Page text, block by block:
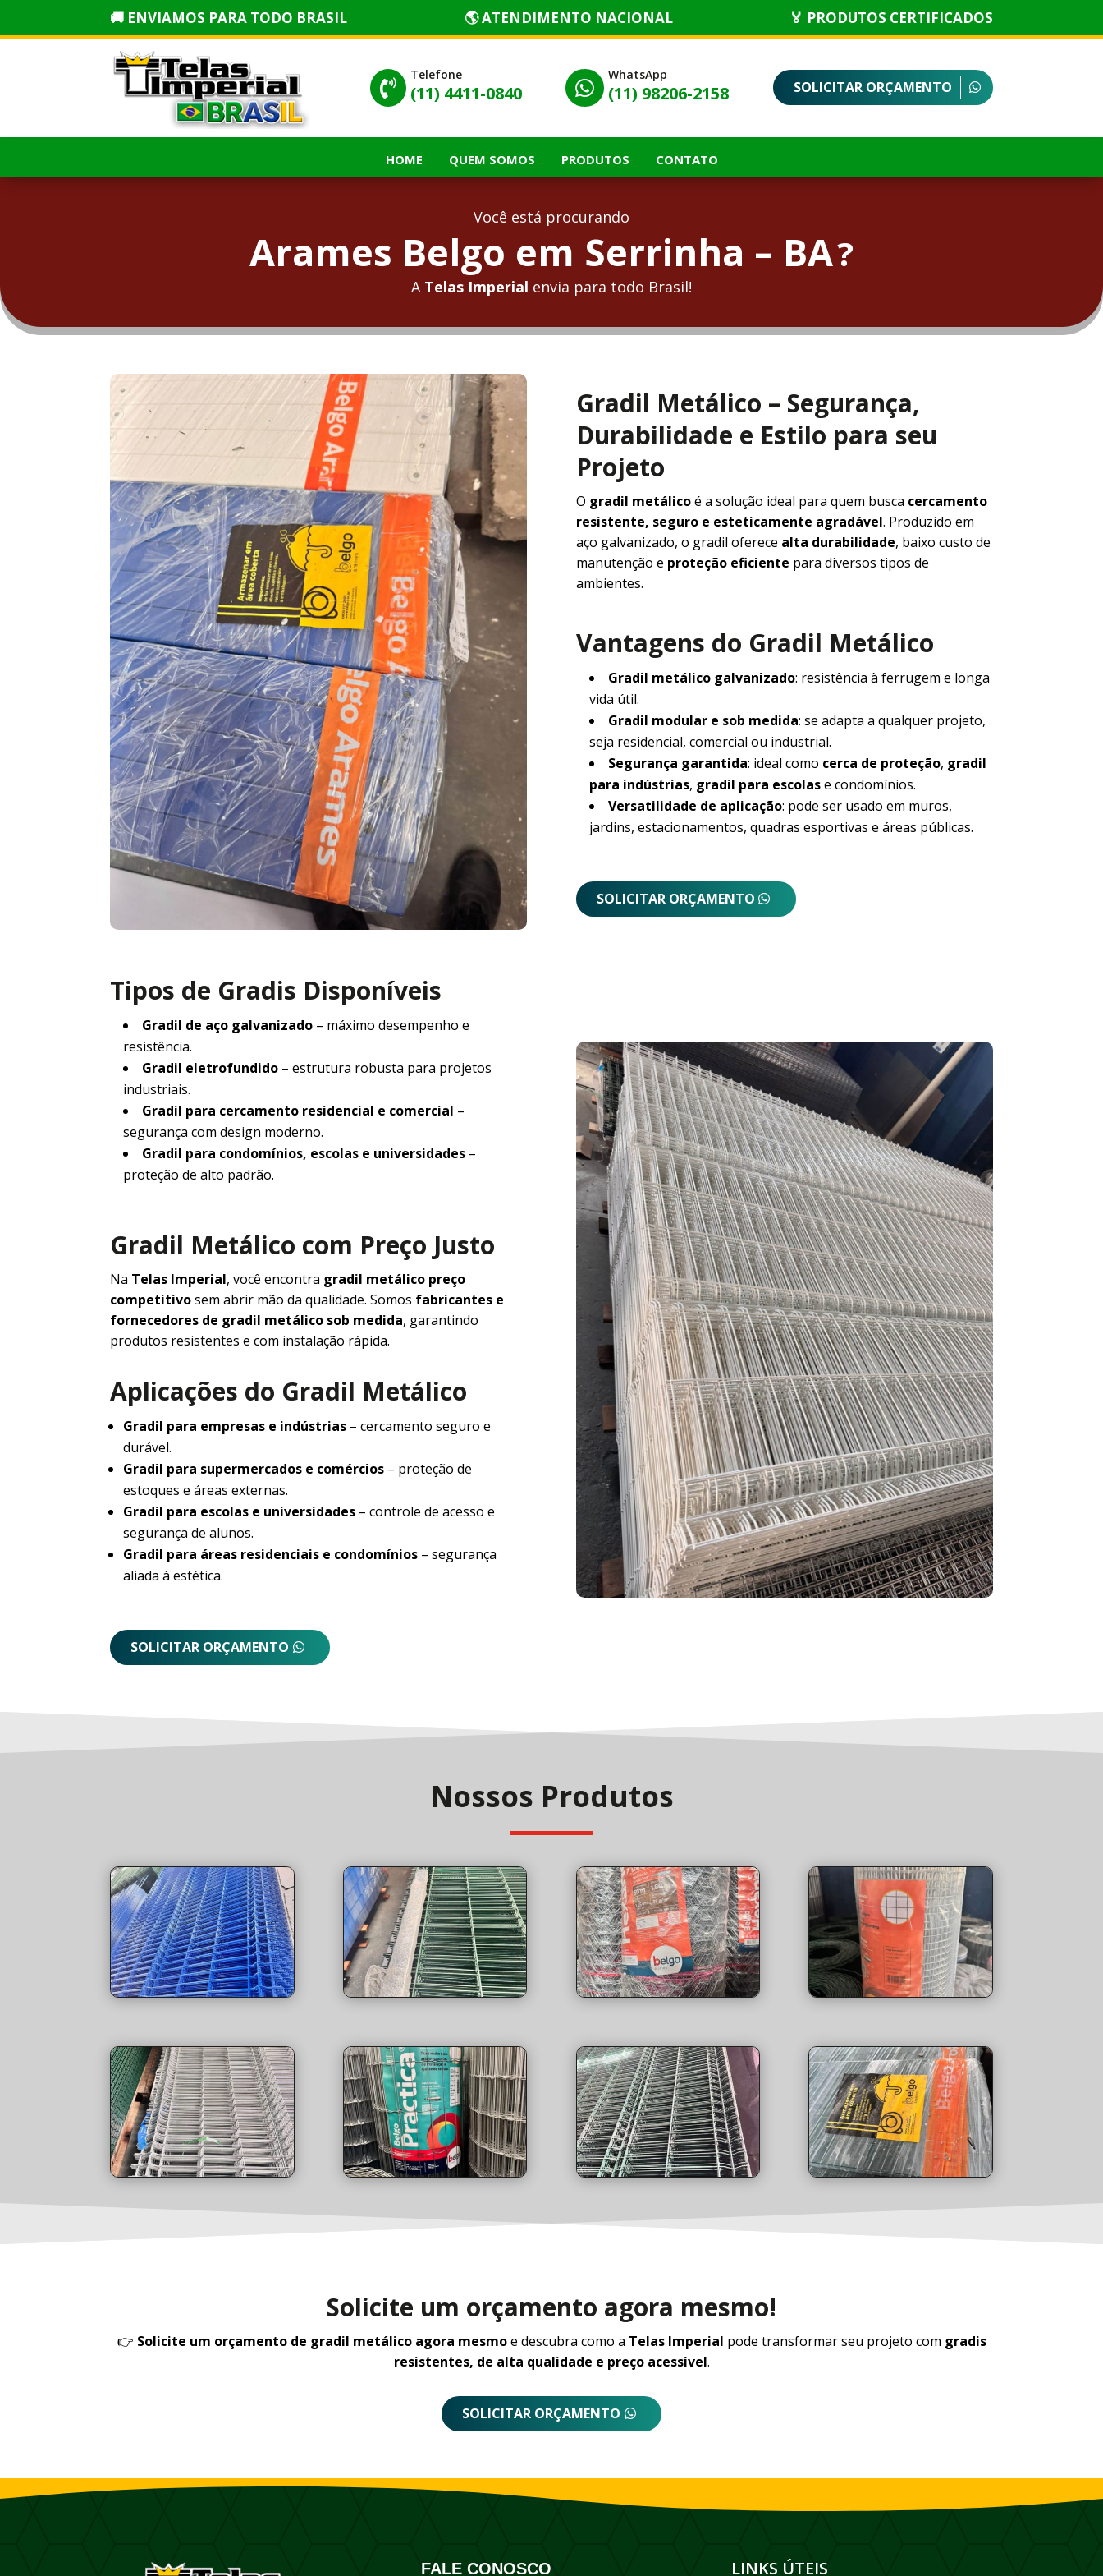
🚚 ENVIAMOS PARA TODO BRASIL 🌎 ATENDIMENTO NACIONAL 🏅 PRODUTOS CERTIFICADOS

Telefone
(11) 4411-0840 
WhatsApp
(11) 98206-2158 SOLICITAR ORÇAMENTO
HOME QUEM SOMOS PRODUTOS CONTATO
Você está procurando
Arames Belgo em Serrinha – BA?
A Telas Imperial envia para todo Brasil!
Gradil Metálico – Segurança,
Durabilidade e Estilo para seu
Projeto
O gradil metálicoé a solução ideal para quem busca cercamento
resistente, seguro e esteticamente agradável. Produzido em
aço galvanizado, o gradil oferece alta durabilidade, baixo custo de
manutenção e proteção eficiente para diversos tipos de
ambientes.
Vantagens do Gradil Metálico
Gradil metálico galvanizado: resistência à ferrugem e longa
vida útil.
Gradil modular e sob medida: se adapta a qualquer projeto,
seja residencial, comercial ou industrial.
Segurança garantida: ideal como cerca de proteção, gradil
para indústrias, gradil para escolase condomínios.
Versatilidade de aplicação: pode ser usado em muros,
jardins, estacionamentos, quadras esportivas e áreas públicas.
SOLICITAR ORÇAMENTO
Tipos de Gradis Disponíveis
Gradil de aço galvanizado – máximo desempenho e
resistência.
Gradil eletrofundido – estrutura robusta para projetos
industriais.
Gradil para cercamento residencial e comercial –
segurança com design moderno.
Gradil para condomínios, escolas e universidades –
proteção de alto padrão.
Gradil Metálico com Preço Justo
Na Telas Imperial, você encontra gradil metálico preço
competitivosem abrir mão da qualidade. Somos fabricantes e
fornecedores de gradil metálico sob medida, garantindo
produtos resistentes e com instalação rápida.
Aplicações do Gradil Metálico
Gradil para empresas e indústrias – cercamento seguro e
durável.
Gradil para supermercados e comércios – proteção de
estoques e áreas externas.
Gradil para escolas e universidades – controle de acesso e
segurança de alunos.
Gradil para áreas residenciais e condomínios – segurança
aliada à estética.
SOLICITAR ORÇAMENTO
Nossos Produtos
Solicite um orçamento agora mesmo!
👉 Solicite um orçamento de gradil metálico agora mesmoe descubra como a Telas Imperial pode transformar seu projeto com gradis
resistentes, de alta qualidade e preço acessível.
SOLICITAR ORÇAMENTO
FALE CONOSCO LINKS ÚTEIS